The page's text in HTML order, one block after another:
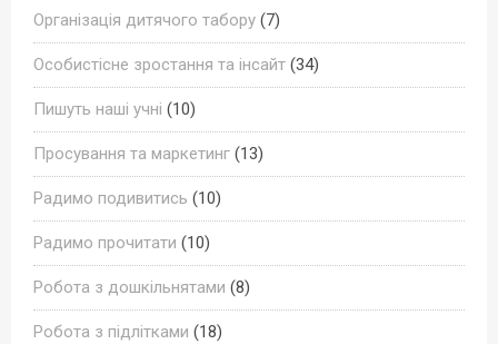
Організація дитячого табору (7)
Особистісне зростання та інсайт (34)
Пишуть наші учні (10)
Просування та маркетинг (13)
Радимо подивитись (10)
Радимо прочитати (10)
Робота з дошкільнятами (8)
Робота з підлітками (18)